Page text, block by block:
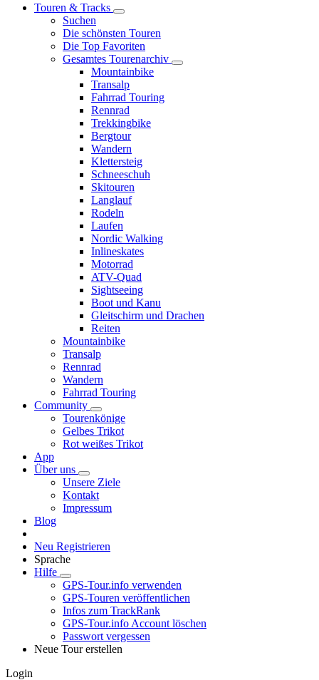
Touren & Tracks
Suchen
Die schönsten Touren
Die Top Favoriten
Gesamtes Tourenarchiv
Mountainbike
Transalp
Fahrrad Touring
Rennrad
Trekkingbike
Bergtour
Wandern
Klettersteig
Schneeschuh
Skitouren
Langlauf
Rodeln
Laufen
Nordic Walking
Inlineskates
Motorrad
ATV-Quad
Sightseeing
Boot und Kanu
Gleitschirm und Drachen
Reiten
Mountainbike
Transalp
Rennrad
Wandern
Fahrrad Touring
Community
Tourenkönige
Gelbes Trikot
Rot weißes Trikot
App
Über uns
Unsere Ziele
Kontakt
Impressum
Blog
Neu Registrieren
Sprache
Hilfe
GPS-Tour.info verwenden
GPS-Touren veröffentlichen
Infos zum TrackRank
GPS-Tour.info Account löschen
Passwort vergessen
Neue Tour erstellen
Login